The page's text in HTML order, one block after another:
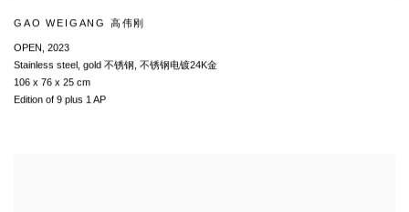
GAO WEIGANG 高伟刚
OPEN 2023
Stainless steel gold 不锈钢 不锈钢电镀24K金
106 x 76 x 25 cm
Edition of 9 plus 1 AP